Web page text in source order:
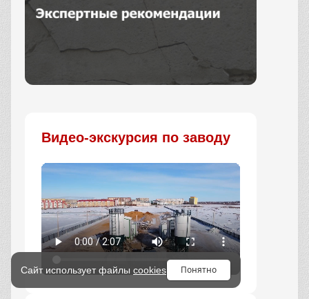
Видео-экскурсия по заводу
Сайт использует файлы cookies Понятно